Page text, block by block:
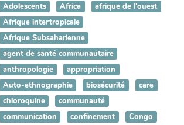
Adolescents
Africa
afrique de l'ouest
Afrique intertropicale
Afrique Subsaharienne
agent de santé communautaire
anthropologie
appropriation
Auto-ethnographie
biosécurité
care
chloroquine
communauté
communication
confinement
Congo